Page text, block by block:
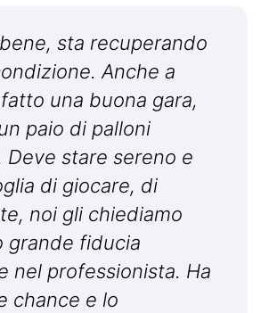
sta recuperando
Anche a
una buona gara,
paio di palloni
Deve stare sereno e
di giocare, di
noi gli chiediamo
grande fiducia
nel professionista. Ha
chance e lo